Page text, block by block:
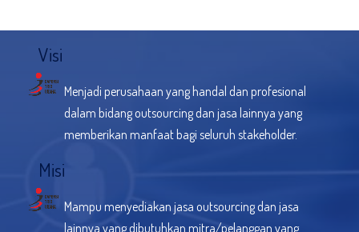
Visi
Menjadi perusahaan yang handal dan profesional
dalam bidang outsourcing dan jasa lainnya yang
memberikan manfaat bagi seluruh stakeholder.
Misi
Mampu menyediakan jasa outsourcing dan jasa
lainnya yang dibutuhkan mitra/pelanggan yang